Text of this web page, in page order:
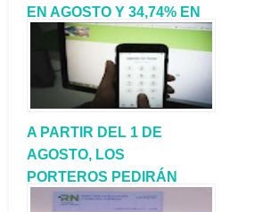
EN AGOSTO Y 34,74% EN
SEPTIEMBRE
A PARTIR DEL 1 DE
AGOSTO, LOS
PORTEROS PEDIRÁN
LICENCIAS POR EL